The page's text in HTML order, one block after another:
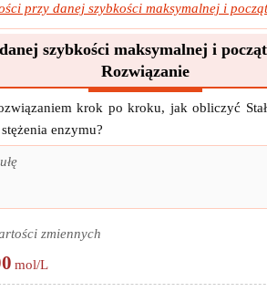
przy danej szybkości maksymalnej i
szybkości maksymalnej i
Rozwiązanie
krok po kroku, jak obliczyć
enzymu?
zmiennych
mol/L